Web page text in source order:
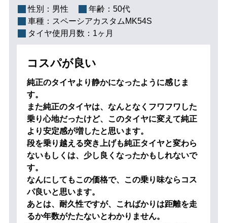
性別： 男性 年齢： 50代
車種： スペーシアカスタムMK54S
タイヤ使用月数： 1ヶ月
コスパが良い
純正のタイヤより静かになったように感じま
す。
また純正のタイヤは、なんとなくフワフワした
乗り心地だったけど、このタイヤに変えて純正
より安定感が増したと思います。
段を乗り越える突き上げも純正タイヤと変わら
ないもしくは、少し良くなったかもしれないで
す。
なんにしてもこの価格で、この乗り味ならコス
パ良いと思います。
あとは、耐久性ですが、こればかりは距離を走
るか年数がたたないとわかりません。